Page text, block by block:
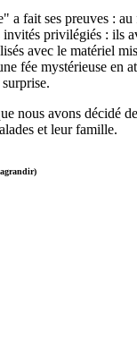
a fait ses preuves : au
invités privilégiés : ils
avec le matériel
fée mystérieuse en
nous avons décidé
et leur famille.